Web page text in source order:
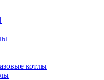
котлы